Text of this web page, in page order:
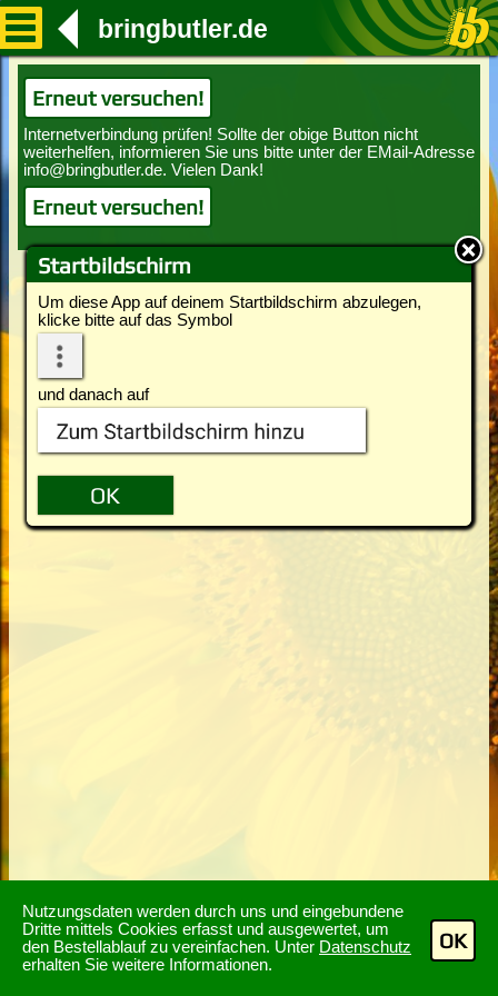
Nutzungsdaten werden durch uns und eingebundene
Dritte mittels Cookies erfasst und ausgewertet, um
den Bestellablauf zu vereinfachen. Unter Datenschutz
erhalten Sie weitere Informationen.
OK
Startbildschirm
Um diese App auf deinem Startbildschirm abzulegen,
klicke bitte auf das Symbol
und danach auf
bringbutler.de
Erneut versuchen!
Erneut versuchen!